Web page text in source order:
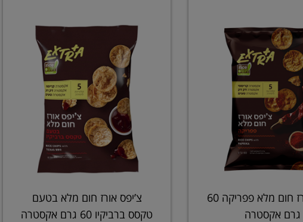
צ’יפס אורז חום מלא פפריקה 60
גרם אקסטרה
צ’יפס אורז חום מלא בטעם
טקסס ברביקיו 60 גרם אקסטרה